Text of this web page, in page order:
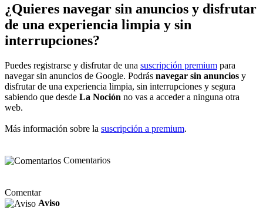
¿Quieres navegar sin anuncios y disfrutar
de una experiencia limpia y sin
interrupciones?
Puedes registrarse y disfrutar de una suscripción premium para
navegar sin anuncios de Google. Podrás navegar sin anuncios y
disfrutar de una experiencia limpia, sin interrupciones y segura
sabiendo que desde La Noción no vas a acceder a ninguna otra
web.
Más información sobre la suscripción a premium.
Comentarios
Comentar
Aviso